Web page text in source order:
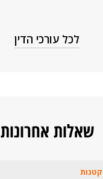
לכל עורכי הדין
שאלות אחרונות